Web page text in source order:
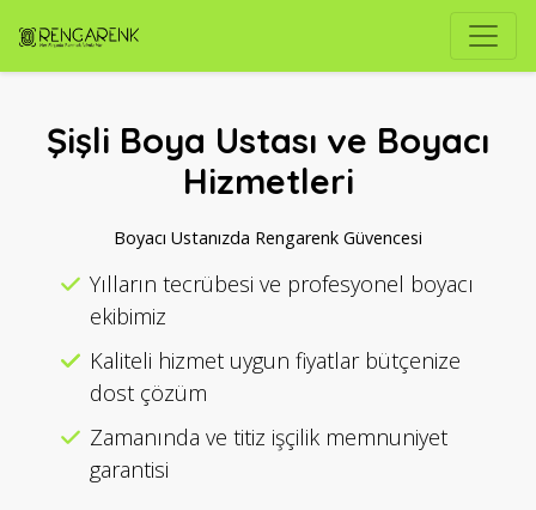
Şişli Boya Ustası ve Boyacı
Hizmetleri
Boyacı Ustanızda Rengarenk Güvencesi
Yılların tecrübesi ve profesyonel boyacı
ekibimiz
Kaliteli hizmet uygun fiyatlar bütçenize
dost çözüm
Zamanında ve titiz işçilik memnuniyet
garantisi